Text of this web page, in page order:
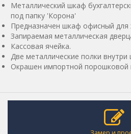
Металлический шкаф
под папку 'Корона'
Предназначен шкаф офисный для
Запираемая металлическая
Кассовая ячейка.
Две металлические полки внутри
Окрашен импортной порошковой